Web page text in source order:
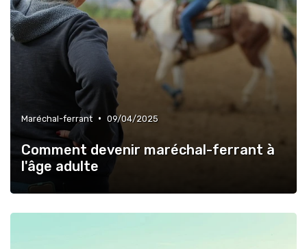
Maréchal-ferrant • 09/04/2025
Comment devenir maréchal-ferrant à
l'âge adulte